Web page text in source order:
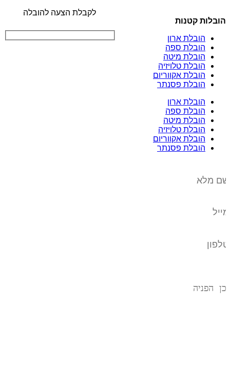
הובלות קטנות
הובלת ארון
הובלת ספה
הובלת מיטה
הובלת טלויזיה
הובלת אקווריום
הובלת פסנתר
הובלת ארון
הובלת ספה
הובלת מיטה
הובלת טלויזיה
הובלת אקווריום
הובלת פסנתר
לקבלת הצעה להובלה